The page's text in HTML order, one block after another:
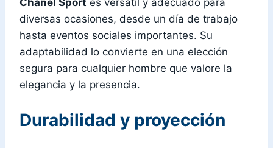
diversas ocasiones, desde un día de trabajo
hasta eventos sociales importantes. Su
adaptabilidad lo convierte en una elección
segura para cualquier hombre que valore la
elegancia y la presencia.
Durabilidad y proyección